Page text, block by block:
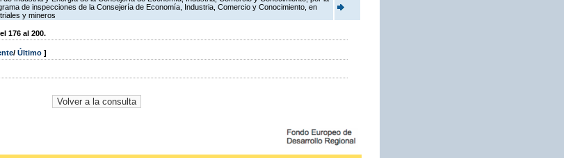
de inspecciones de la Consejería de Economía, Industria, Comercio y Conocimiento, en
y mineros
176 al 200.
/ Último ]